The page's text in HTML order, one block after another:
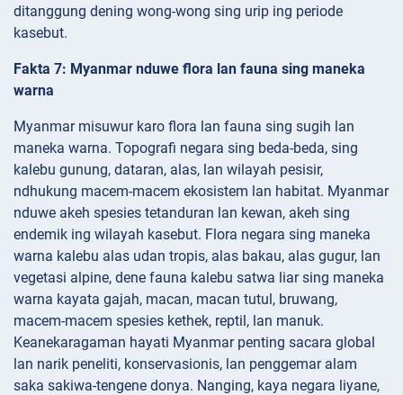
ditanggung dening wong-wong sing urip ing periode
kasebut.
Fakta 7: Myanmar nduwe flora lan fauna sing maneka
warna
Myanmar misuwur karo flora lan fauna sing sugih lan
maneka warna. Topografi negara sing beda-beda, sing
kalebu gunung, dataran, alas, lan wilayah pesisir,
ndhukung macem-macem ekosistem lan habitat. Myanmar
nduwe akeh spesies tetanduran lan kewan, akeh sing
endemik ing wilayah kasebut. Flora negara sing maneka
warna kalebu alas udan tropis, alas bakau, alas gugur, lan
vegetasi alpine, dene fauna kalebu satwa liar sing maneka
warna kayata gajah, macan, macan tutul, bruwang,
macem-macem spesies kethek, reptil, lan manuk.
Keanekaragaman hayati Myanmar penting sacara global
lan narik peneliti, konservasionis, lan penggemar alam
saka sakiwa-tengene donya. Nanging, kaya negara liyane,